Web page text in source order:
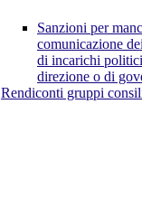
Sanzioni per
comunicazione
di incarichi
direzione o di
Rendiconti gruppi